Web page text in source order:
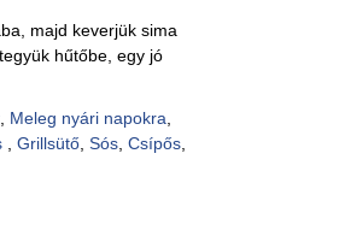
majd keverjük sima
hűtőbe, egy jó
Meleg nyári napokra
Grillsütő, Sós, Csípős,